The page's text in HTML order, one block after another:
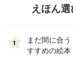
えほん
1
まだ間に合
すすめの絵本